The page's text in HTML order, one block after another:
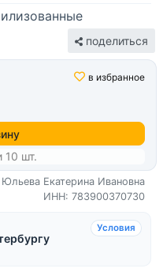
поделиться
в избранное
10 шт.
Екатерина Ивановна
ИНН: 783900370730
Условия